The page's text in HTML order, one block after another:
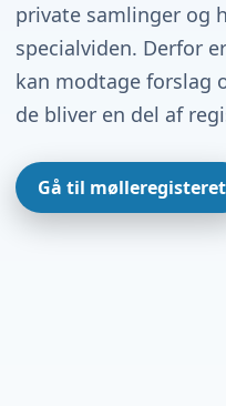
private samlinger og
specialviden. Derfor
kan modtage forslag
de bliver en del af
Gå til mølleregisteret